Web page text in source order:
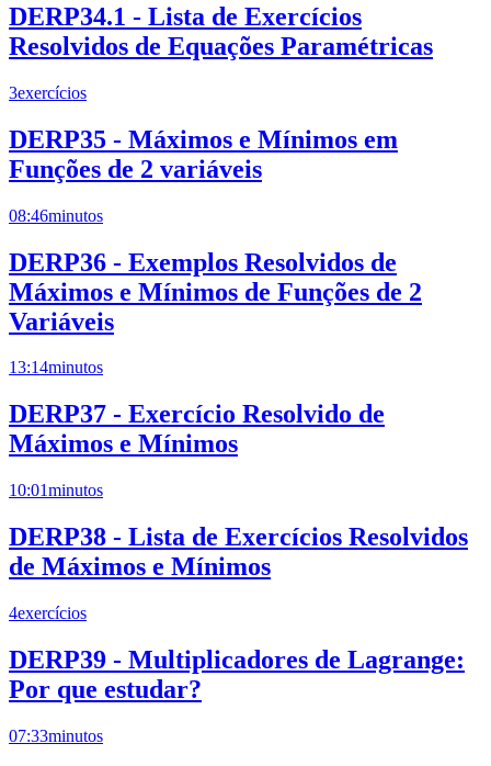
DERP34.1 - Lista de Exercícios
Resolvidos de Equações Paramétricas
3exercícios
DERP35 - Máximos e Mínimos em
Funções de 2 variáveis
08:46minutos
DERP36 - Exemplos Resolvidos de
Máximos e Mínimos de Funções de 2
Variáveis
13:14minutos
DERP37 - Exercício Resolvido de
Máximos e Mínimos
10:01minutos
DERP38 - Lista de Exercícios Resolvidos
de Máximos e Mínimos
4exercícios
DERP39 - Multiplicadores de Lagrange:
Por que estudar?
07:33minutos